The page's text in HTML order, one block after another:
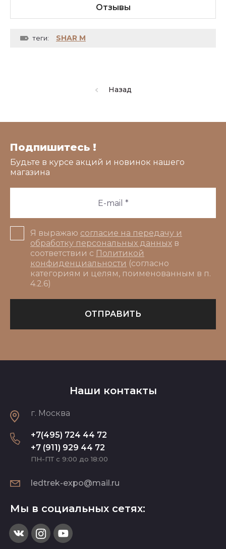
Отзывы
теги: SHAR M
Назад
Подпишитесь !
Будьте в курсе акций и новинок нашего
магазина
Я выражаю согласие на передачу и
обработку персональных данных в
соответствии с Политикой
конфиденциальности (согласно
категориям и целям, поименованным в п.
4.2.6)
ОТПРАВИТЬ
Наши контакты
г. Москва
+7(495) 724 44 72
+7 (911) 929 44 72
ПН-ПТ с 9:00 до 18:00
ledtrek-expo@mail.ru
Мы в социальных сетях: